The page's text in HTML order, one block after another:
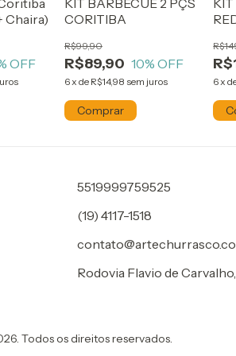
Chaira)
OFF
CORITIBA
R$89,90
R$99,90
10% OFF
6 x de R$14,98 sem juros 6 x
5519999759525
(19) 4117-1518
Rodovia Flavio de
Todos os direitos reservados.